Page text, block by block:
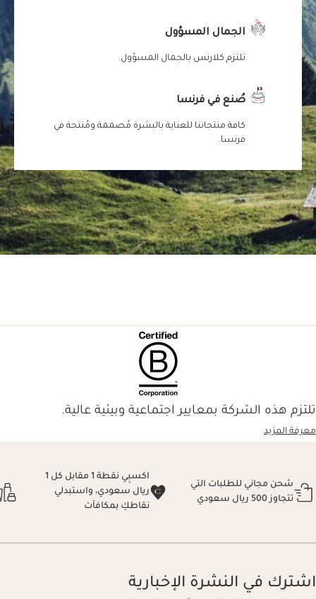
الجمال المسؤول
تلتزم كلارنس بالجمال المسؤول.
صُنع في فرنسا
كافة منتجاتنا للعناية بالبشرة مُصممة ومُنتجة في
فرنسا.
تلتزم هذه الشركة بمعايير اجتماعية وبيئية عالية.
معرفة المزيد
شحن مجاني للطلبات التي
تتجاوز 500 ريال سعودي
اكسبِي نقطة 1 مقابل كل 1
ريال سعودي، واستبدلي
نقاطكِ بمكافآت
اشترك في النشرة الإخبارية